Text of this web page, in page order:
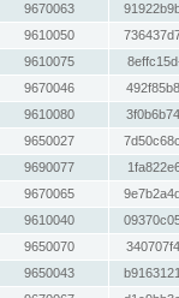
9670063
9610050
9610075
9670046
9610080
9650027
9690077
9670065
9610040
9650070
9650043